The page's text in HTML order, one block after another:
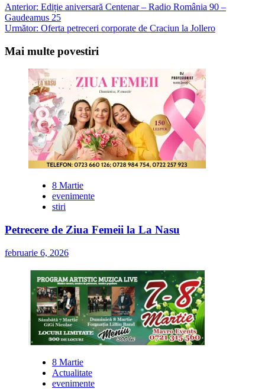
Post
navigation
Anterior: Ediție aniversară Centenar – Radio România 90 –
Gaudeamus 25
Următor: Oferta petreceri corporate de Craciun la Jollero
Mai multe povestiri
8 Martie
evenimente
stiri
Petrecere de Ziua Femeii la La Nasu
februarie 6, 2026
8 Martie
Actualitate
evenimente